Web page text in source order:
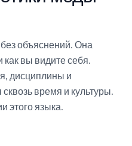
объяснений. Она
как вы видите себя.
дисциплины и
время и культуры.
этого языка.